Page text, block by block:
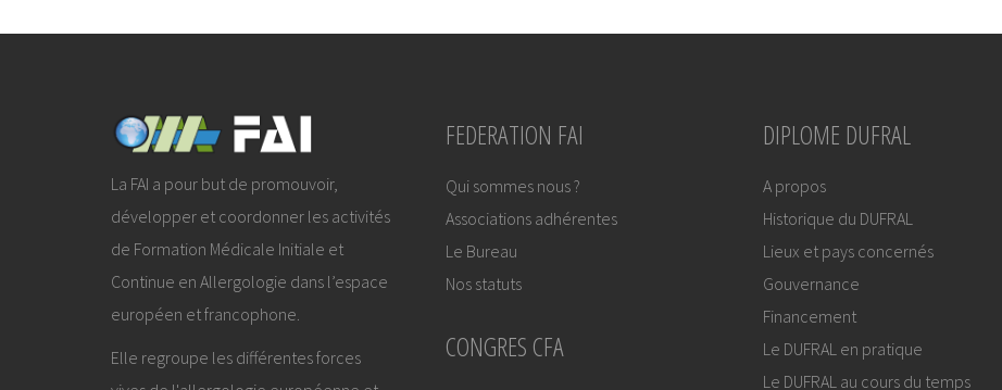
La FAI a pour but de promouvoir,
développer et coordonner les activités
de Formation Médicale Initiale et
Continue en Allergologie dans l’espace
européen et francophone.
Elle regroupe les différentes forces
FEDERATION FAI
Qui sommes nous ?
Associations adhérentes
Le Bureau
Nos statuts
CONGRES CFA
DIPLOME DUFRAL
A propos
Historique du DUFRAL
Lieux et pays concernés
Gouvernance
Financement
Le DUFRAL en pratique
Le DUFRAL au cours du temps